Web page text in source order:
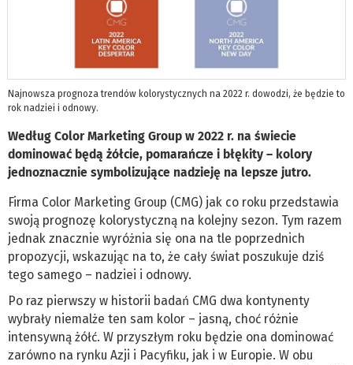
Najnowsza prognoza trendów kolorystycznych na 2022 r. dowodzi, że będzie to
rok nadziei i odnowy.
Według Color Marketing Group w 2022 r. na świecie
dominować będą żółcie, pomarańcze i błękity – kolory
jednoznacznie symbolizujące nadzieję na lepsze jutro.
Firma Color Marketing Group (CMG) jak co roku przedstawia
swoją prognozę kolorystyczną na kolejny sezon. Tym razem
jednak znacznie wyróżnia się ona na tle poprzednich
propozycji, wskazując na to, że cały świat poszukuje dziś
tego samego – nadziei i odnowy.
Po raz pierwszy w historii badań CMG dwa kontynenty
wybrały niemalże ten sam kolor – jasną, choć różnie
intensywną żółć. W przyszłym roku będzie ona dominować
zarówno na rynku Azji i Pacyfiku, jak i w Europie. W obu